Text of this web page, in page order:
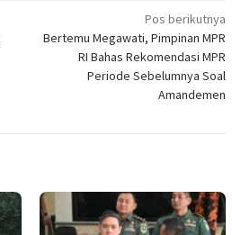
Pos berikutnya
Bertemu Megawati, Pimpinan MPR
RI Bahas Rekomendasi MPR
Periode Sebelumnya Soal
Amandemen